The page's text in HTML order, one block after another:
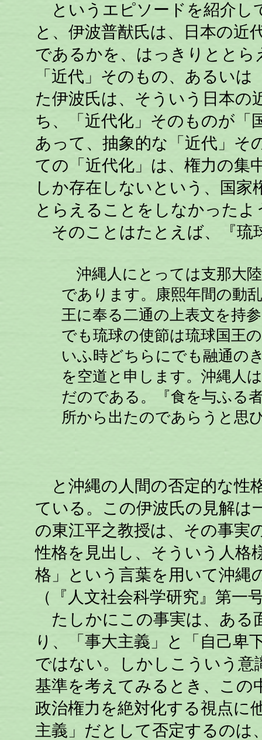
というエピソードを紹介し
と、伊波普猷氏は、日本の近
であるかを、はっきりとと
「近代」そのもの、あるい
た伊波氏は、そういう日本の
ち、「近代化」そのものが「
あって、抽象的な「近代」そ
ての「近代化」は、権力の集
しか存在しないという、国
とらえることをしなかったよ
そのことはたとえば、『琉
沖縄人にとっては支那大
であります。康熙年間の動
王に奉る二通の上表文を持
でも琉球の使節は琉球国王
いふ時どちらにでも融通の
を空道と申します。沖縄人
だのである。『食を与ふる
所から出たのであらうと思
と沖縄の人間の否定的な性
ている。この伊波氏の見解は
の東江平之教授は、その事実
性格を見出し、そういう人格
格」という言葉を用いて沖縄
（『人文社会科学研究』第一
たしかにこの事実は、ある
り、「事大主義」と「自己卑
ではない。しかしこういう意
基準を考えてみるとき、こ
政治権力を絶対化する視点に
主義」だとして否定するのは